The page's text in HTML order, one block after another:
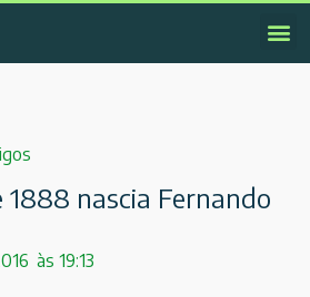
1888 nascia Fernando
às 19:13